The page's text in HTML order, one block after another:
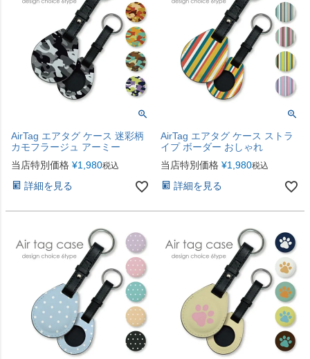
AirTag エアタグ ケース 迷彩柄
カモフラージュ アーミー
当店特別価格 ¥1,980税込
詳細を見る
AirTag エアタグ ケース ストラ
イプ ボーダー おしゃれ
当店特別価格 ¥1,980税込
詳細を見る